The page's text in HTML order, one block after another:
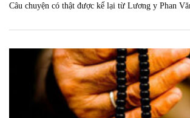
Câu chuyện có thật được kể lại từ Lương y Phan